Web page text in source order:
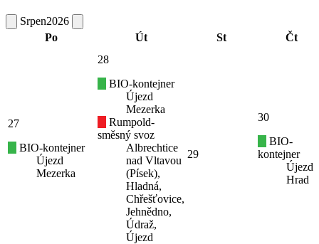
Srpen2026
Po
Út St Čt
27
BIO-kontejner
Újezd
Mezerka
28
BIO-kontejner
Újezd
Mezerka
Rumpold-
směsný svoz
Albrechtice
nad Vltavou
(Písek),
Hladná,
Chřešťovice,
Jehnědno,
Údraž,
Újezd
29
30
BIO-
kontejner
Újezd
Hrad